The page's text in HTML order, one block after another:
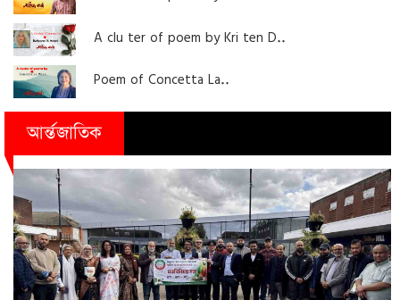
A clu ter of poem by Kri ten D..
Poem of Concetta La..
আর্ন্তজাতিক